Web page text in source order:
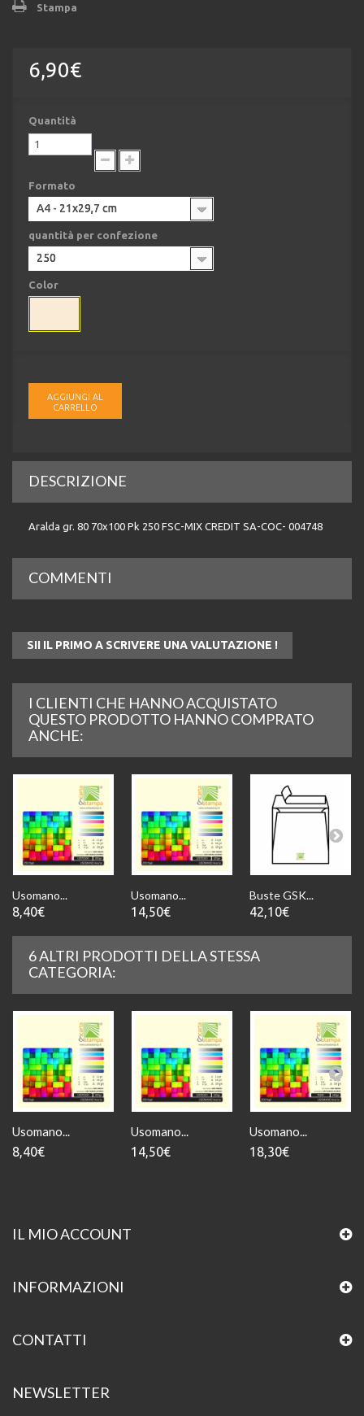
Stampa
6,90€
Quantità
Formato
A4 - 21x29,7 cm
quantità per confezione
250
Color
AGGIUNGI AL
CARRELLO
DESCRIZIONE
Aralda gr. 80 70x100 Pk 250 FSC-MIX CREDIT SA-COC- 004748
COMMENTI
SII IL PRIMO A SCRIVERE UNA VALUTAZIONE !
I CLIENTI CHE HANNO ACQUISTATO
QUESTO PRODOTTO HANNO COMPRATO
ANCHE:
Usomano...
8,40€
Usomano...
14,50€
Buste GSK...
42,10€
6 ALTRI PRODOTTI DELLA STESSA
CATEGORIA:
Usomano...
8,40€
Usomano...
14,50€
Usomano...
18,30€
IL MIO ACCOUNT
INFORMAZIONI
CONTATTI
NEWSLETTER